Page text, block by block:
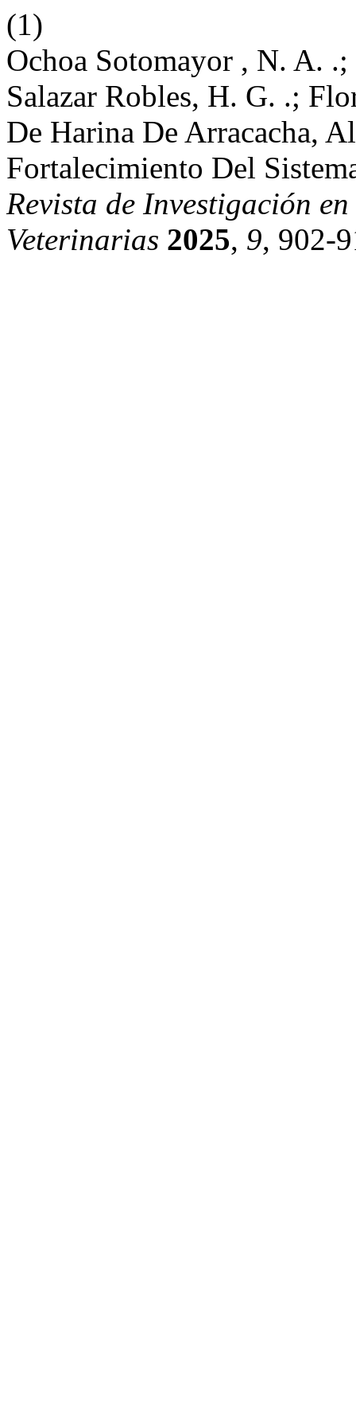
(1)
Ochoa Sotomayor , N. A.
Salazar Robles, H. G. .;
De Harina De Arracacha,
Fortalecimiento Del
Revista de Investigación
Veterinarias 2025, 9, 902-